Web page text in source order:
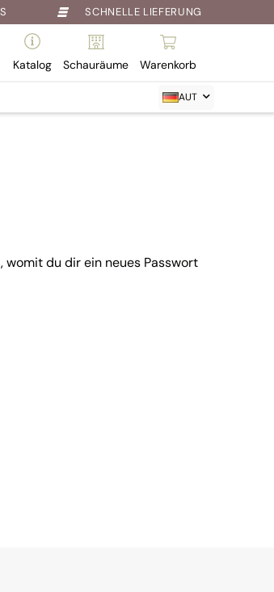
SCHNELLE LIEFERUNG
Katalog Schauräume Warenkorb
AUT
du dir ein neues Passwort